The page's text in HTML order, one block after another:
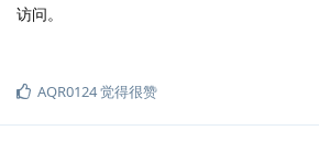
访问。
AQR0124觉得很赞